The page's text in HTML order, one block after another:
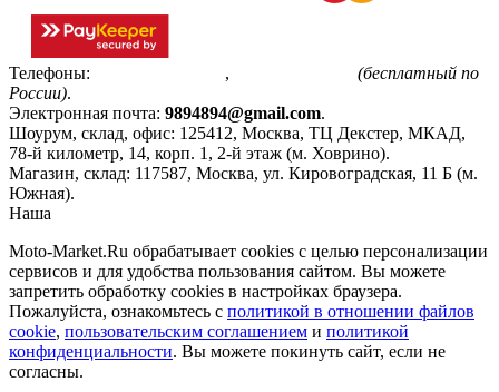
Телефоны: ,
(бесплатный по
России).
Электронная почта: 9894894@gmail.com.
Шоурум, склад, офис: 125412, Москва, ТЦ Декстер, МКАД,
78-й километр, 14, корп. 1, 2-й этаж (м. Ховрино).
Магазин, склад: 117587, Москва, ул. Кировоградская, 11 Б (м.
Южная).
Наша
Moto-Market.Ru обрабатывает сookies с целью персонализации
сервисов и для удобства пользования сайтом. Вы можете
запретить обработку сookies в настройках браузера.
Пожалуйста, ознакомьтесь с политикой в отношении файлов
cookie, пользовательским соглашением и политикой
конфиденциальности. Вы можете покинуть сайт, если не
согласны.